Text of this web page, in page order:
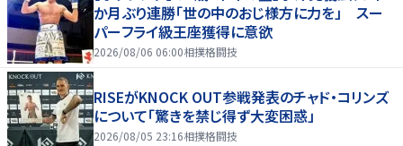
か月ぶり連勝「世の中のおじ様方に力を」 スー
パーフライ級王座獲得に意欲
2026/08/06 06:00相撲格闘技
RISEがKNOCK OUT参戦発表のチャド・コリンズ
について「驚きを禁じ得ず大変困惑」
2026/08/05 23:16相撲格闘技